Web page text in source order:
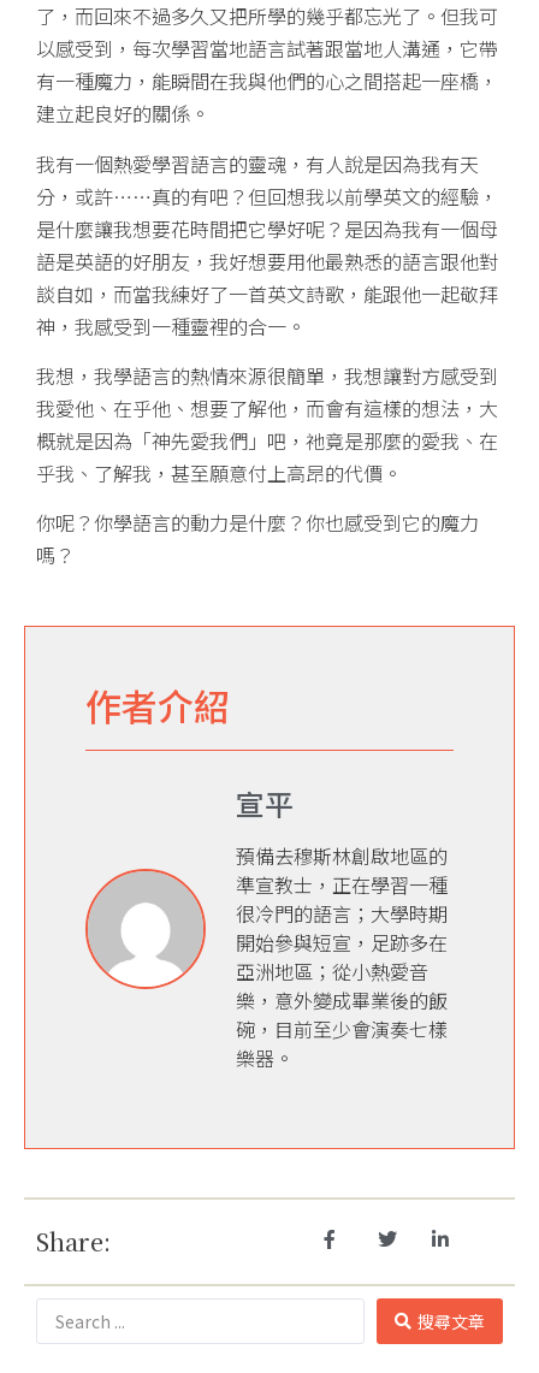
了，而回來不過多久又把所學的幾乎都忘光了。但我可
以感受到，每次學習當地語言試著跟當地人溝通，它帶
有一種魔力，能瞬間在我與他們的心之間搭起一座橋，
建立起良好的關係。
我有一個熱愛學習語言的靈魂，有人說是因為我有天
分，或許……真的有吧？但回想我以前學英文的經驗，
是什麼讓我想要花時間把它學好呢？是因為我有一個母
語是英語的好朋友，我好想要用他最熟悉的語言跟他對
談自如，而當我練好了一首英文詩歌，能跟他一起敬拜
神，我感受到一種靈裡的合一。
我想，我學語言的熱情來源很簡單，我想讓對方感受到
我愛他、在乎他、想要了解他，而會有這樣的想法，大
概就是因為「神先愛我們」吧，祂竟是那麼的愛我、在
乎我、了解我，甚至願意付上高昂的代價。
你呢？你學語言的動力是什麼？你也感受到它的魔力
嗎？
作者介紹
宣平
預備去穆斯林創啟地區的
準宣教士，正在學習一種
很冷門的語言；大學時期
開始參與短宣，足跡多在
亞洲地區；從小熱愛音
樂，意外變成畢業後的飯
碗，目前至少會演奏七樣
樂器。
Share:
搜尋文章